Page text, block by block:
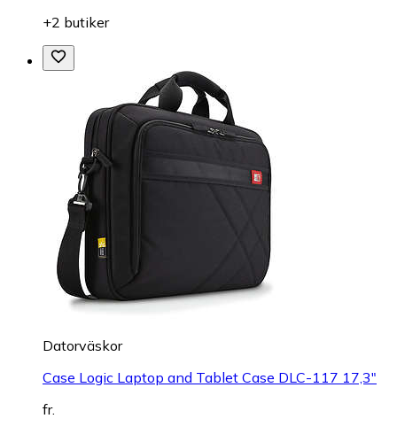
+2 butiker
Datorväskor
Case Logic Laptop and Tablet Case DLC-117 17,3"
fr.